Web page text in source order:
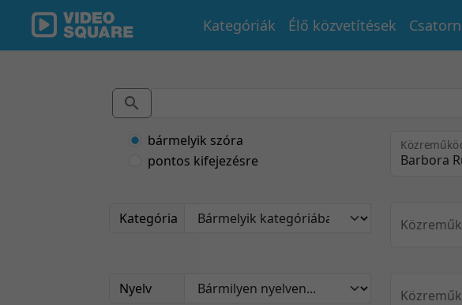
Kategóriák Élő közvetítések
bármelyik szóra
pontos kifejezésre
Kategória
Nyelv